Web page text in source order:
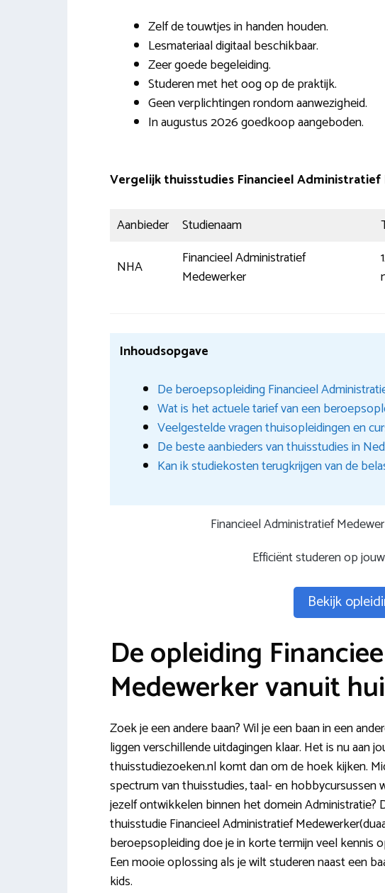
Zelf de touwtjes in handen houden.
Lesmateriaal digitaal beschikbaar.
Zeer goede begeleiding.
Studeren met het oog op de praktijk.
Geen verplichtingen rondom aanwezigheid.
In augustus 2026 goedkoop aangeboden.
Vergelijk thuisstudies Financieel
Aanbieder Studienaam
NHA
Financieel Administratief
Medewerker
Inhoudsopgave
De beroepsopleiding Financieel
Wat is het actuele tarief van een
Veelgestelde vragen thuisopleidingen en
De beste aanbieders van thuisstudies in
Kan ik studiekosten terugkrijgen van de
Financieel Administratief
Efficiënt studeren op
Bekijk
De opleiding
Medewerker vanuit
Zoek je een andere baan? Wil je een baan in een
liggen verschillende uitdagingen klaar. Het is nu aan
thuisstudiezoeken.nl komt dan om de hoek kijken.
spectrum van thuisstudies, taal- en hobbycursussen
jezelf ontwikkelen binnen het domein Administratie?
thuisstudie Financieel Administratief
beroepsopleiding doe je in korte termijn veel kennis
Een mooie oplossing als je wilt studeren naast een
kids.